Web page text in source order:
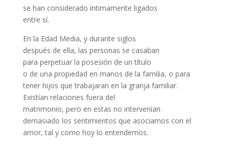
se han considerado íntimamente ligados
entre sí.
En la Edad Media, y durante siglos
después de ella, las personas se casaban
para perpetuar la posesión de un título
o de una propiedad en manos de la familia, o para
tener hijos que trabajaran en la granja familiar.
Existían relaciones fuera del
matrimonio, pero en estas no intervenían
demasiado los sentimientos que asociamos con el
amor, tal y como hoy lo entendemos.